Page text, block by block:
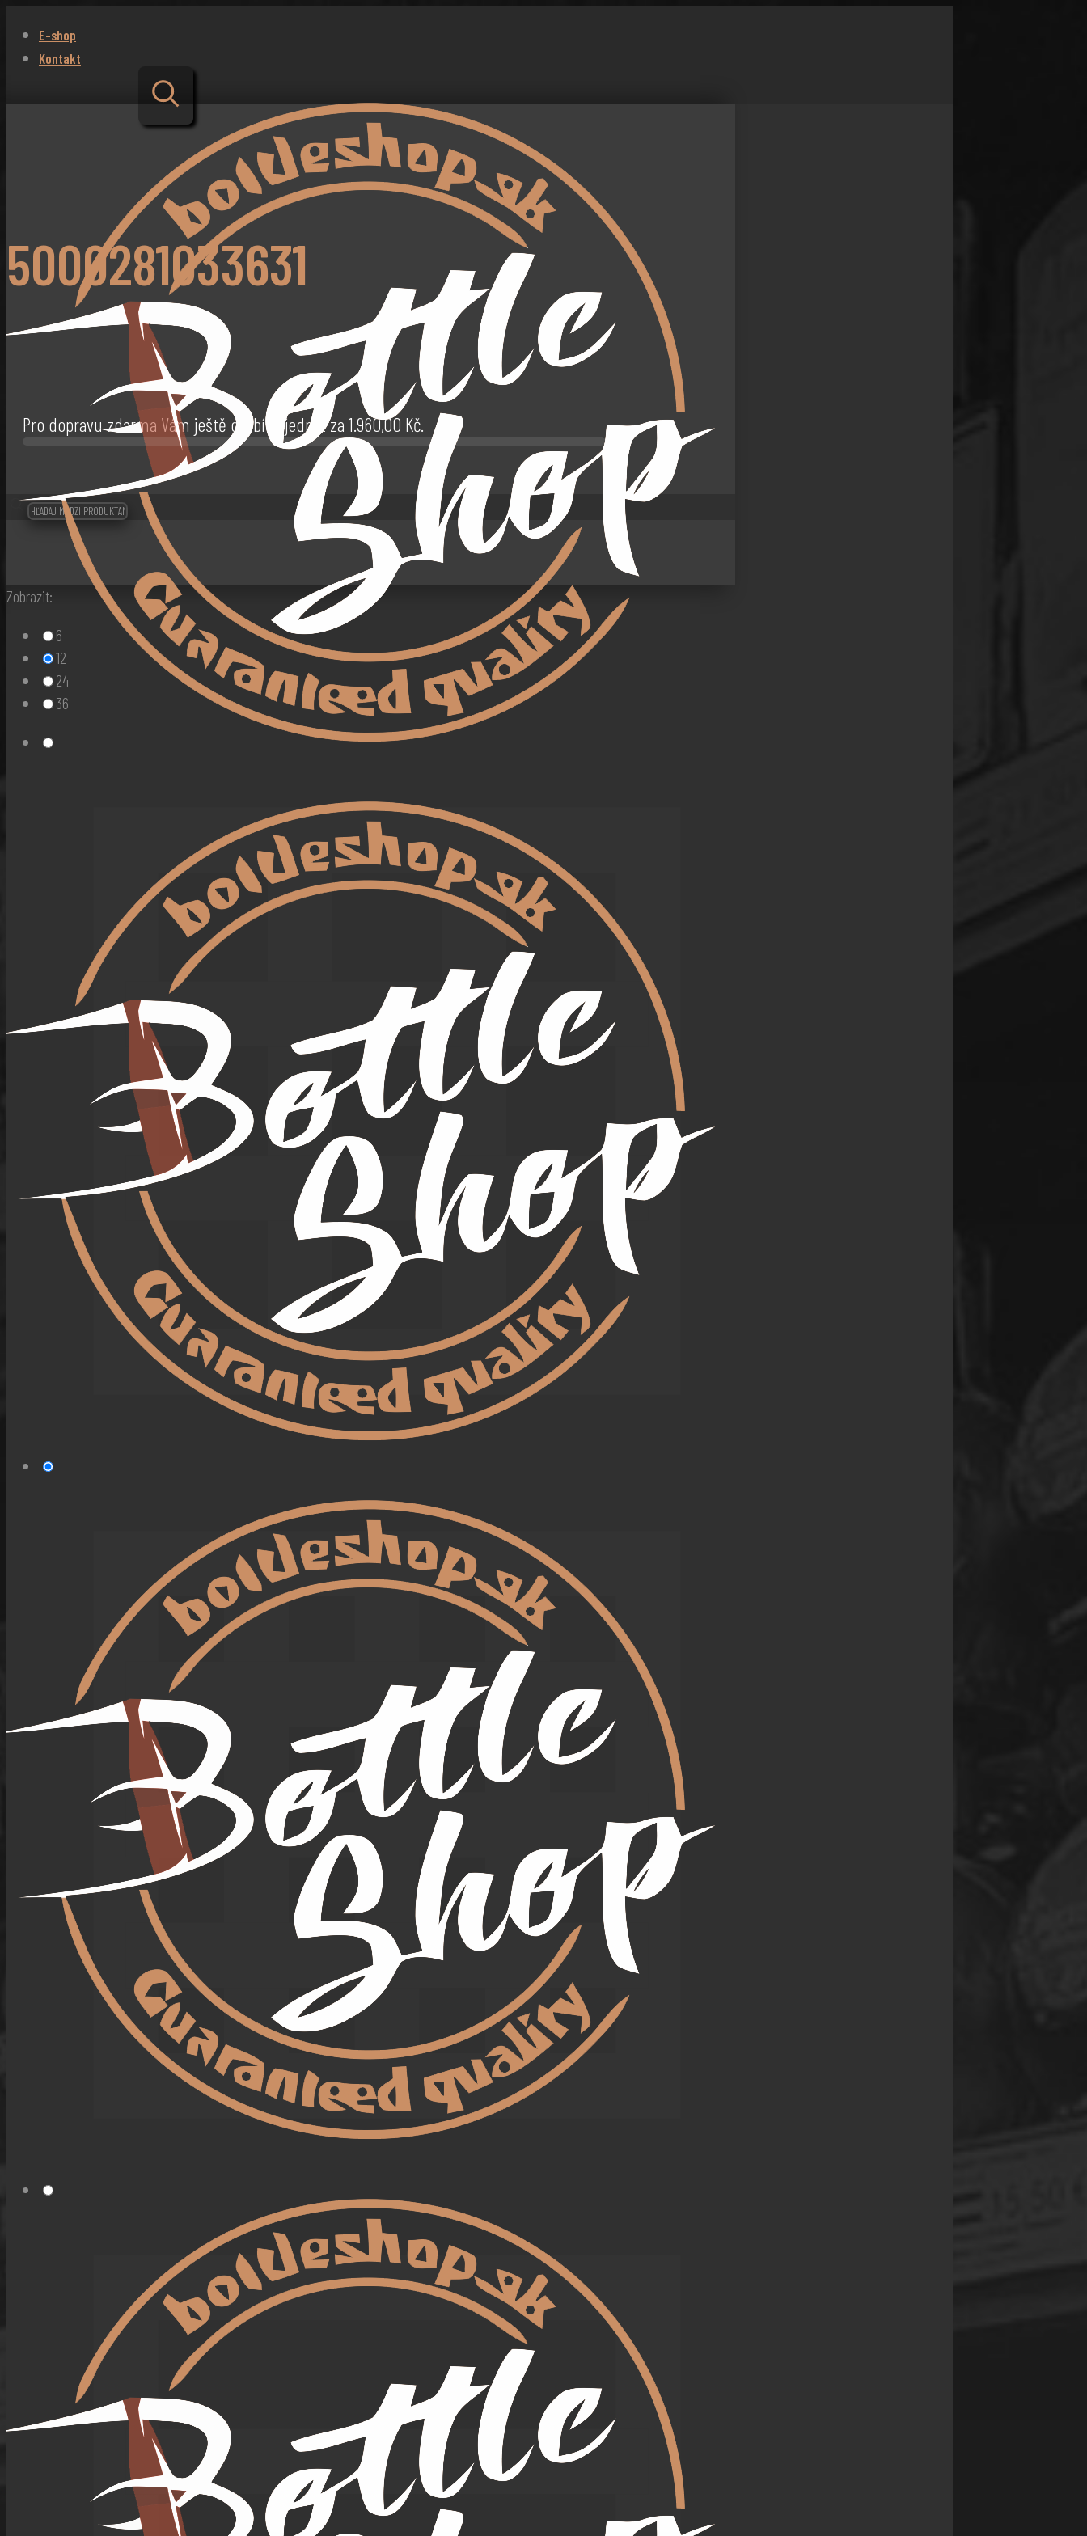
E-shop
Kontakt
5000281033631
Pro dopravu zdarma Vám ještě chybí objednat za 1.960,00 Kč.
Zobrazit:
6
12
24
36